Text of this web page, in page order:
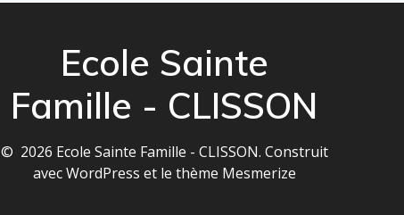
Ecole Sainte
Famille - CLISSON
© 2026 Ecole Sainte Famille - CLISSON. Construit
avec WordPress et le thème Mesmerize